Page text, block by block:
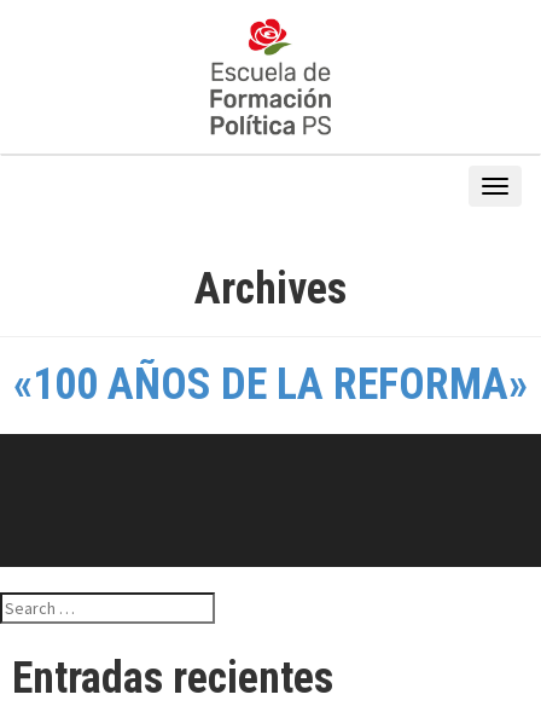
Archives
«100 AÑOS DE LA REFORMA»
Search
for:
Entradas recientes